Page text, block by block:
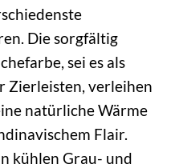
Die sorgfältig
sei es als
Zierleisten, verleihen
natürliche Wärme
Flair.
kühlen Grau- und